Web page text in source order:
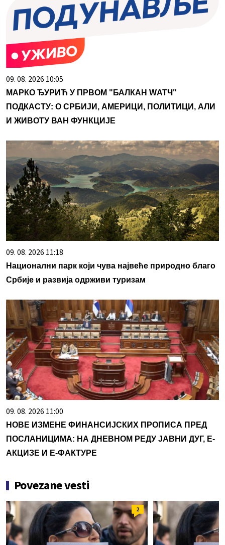
09. 08. 2026 10:05
МАРКО ЂУРИЋ У ПРВОМ "БАЛКАН WАТЧ"
ПОДКАСТУ: О СРБИЈИ, АМЕРИЦИ, ПОЛИТИЦИ, АЛИ
И ЖИВОТУ ВАН ФУНКЦИЈЕ
09. 08. 2026 11:18
Национални парк који чува највеће природно благо
Србије и развија одрживи туризам
09. 08. 2026 11:00
НОВЕ ИЗМЕНЕ ФИНАНСИЈСКИХ ПРОПИСА ПРЕД
ПОСЛАНИЦИМА: НА ДНЕВНОМ РЕДУ ЈАВНИ ДУГ, Е-
АКЦИЗЕ И Е-ФАКТУРЕ
Povezane vesti
2